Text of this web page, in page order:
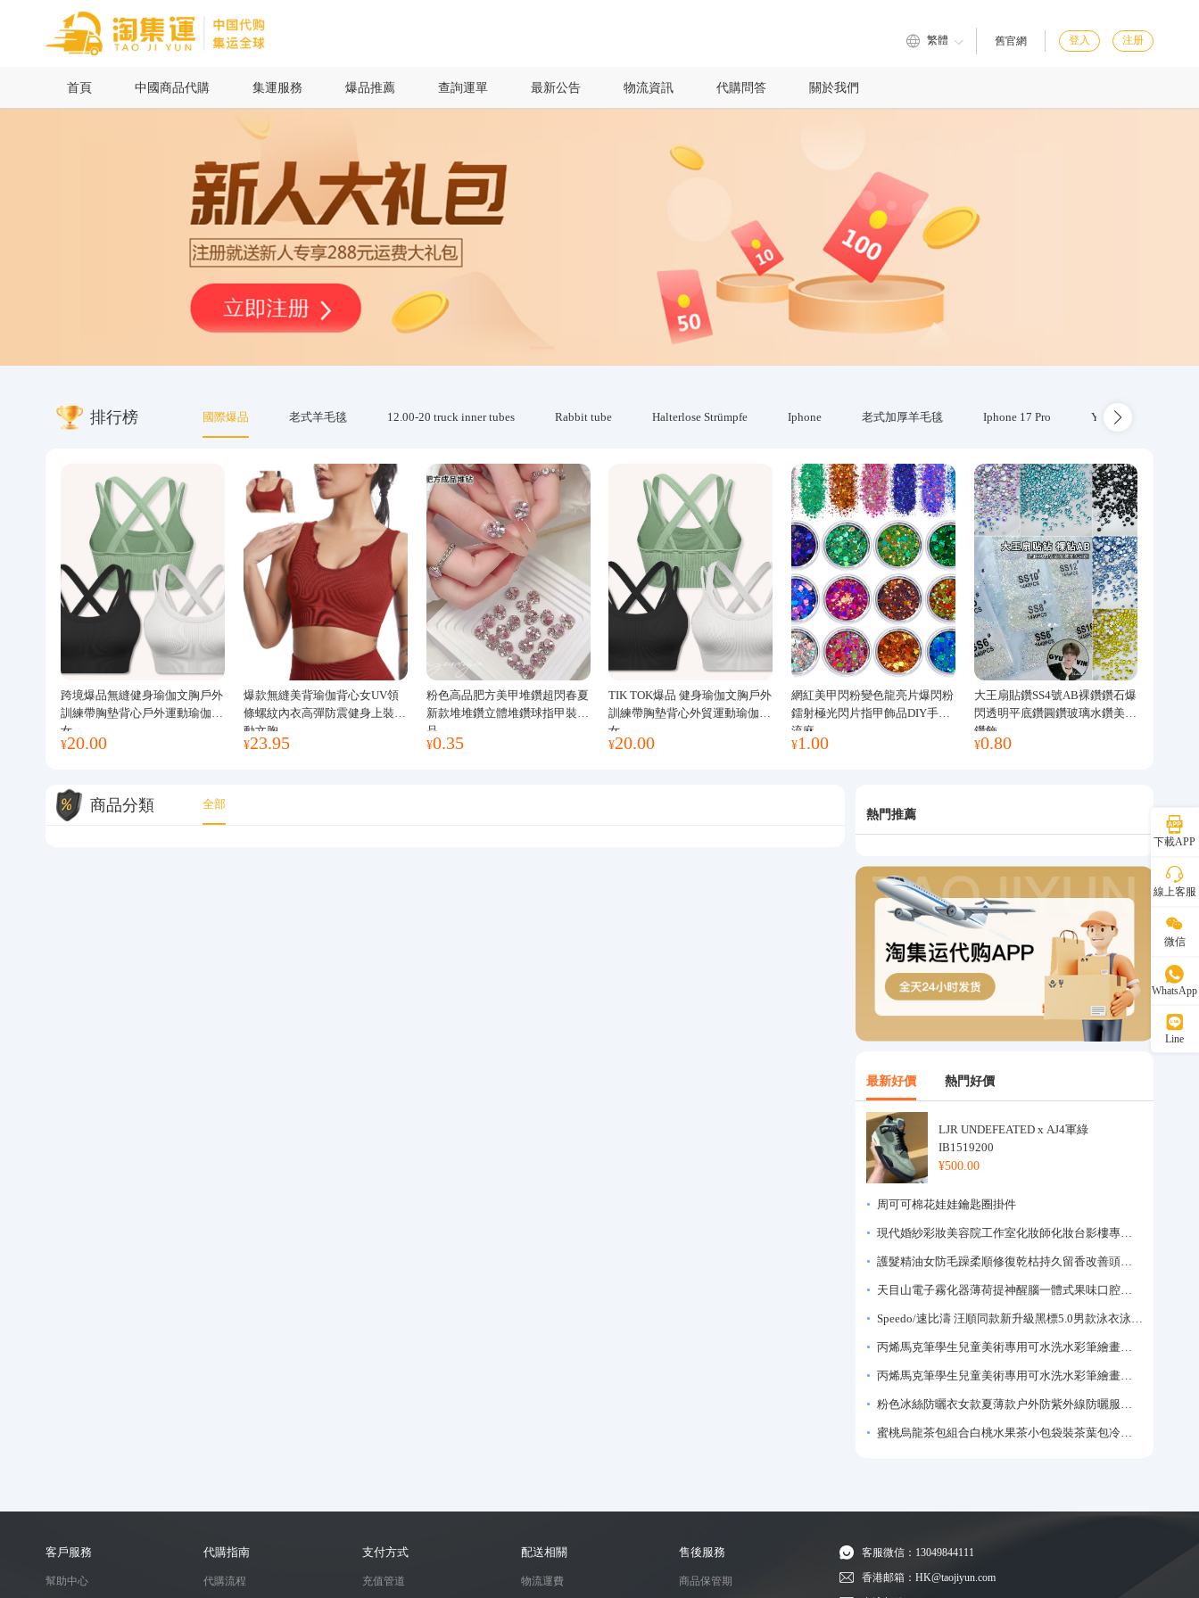
繁體 舊官網 登入 注册
首頁 中國商品代購 集運服務 爆品推薦 查詢運單 最新公告 物流資訊 代購問答 關於我們
排行榜 國際爆品 老式羊毛毯 12.00-20 truck inner tubes Rabbit tube Halterlose Strümpfe Iphone 老式加厚羊毛毯 Iphone 17 Pro Yubikey
跨境爆品無縫健身瑜伽文胸戶外
訓練帶胸墊背心戶外運動瑜伽服
女
¥20.00
爆款無縫美背瑜伽背心女UV領
條螺紋內衣高彈防震健身上裝運
動文胸
¥23.95
粉色高品肥方美甲堆鑽超閃春夏
新款堆堆鑽立體堆鑽球指甲裝飾
品
¥0.35
TIK TOK爆品 健身瑜伽文胸戶外
訓練帶胸墊背心外貿運動瑜伽服
女
¥20.00
網紅美甲閃粉變色龍亮片爆閃粉
鐳射極光閃片指甲飾品DIY手工
流麻
¥1.00
大王扇貼鑽SS4號AB裸鑽鑽石爆
閃透明平底鑽圓鑽玻璃水鑽美甲
鑽飾
¥0.80
商品分類 全部
熱門推薦
最新好價 熱門好價
LJR UNDEFEATED x AJ4軍綠
IB1519200
¥500.00
周可可棉花娃娃鑰匙圈掛件
現代婚紗彩妝美容院工作室化妝師化妝台影樓專業化妝師專用梳妝台
護髮精油女防毛躁柔順修復乾枯持久留香改善頭髮毛躁柔順劑神器
天目山電子霧化器薄荷提神醒腦一體式果味口腔噴霧吸入式戒煙神器
Speedo/速比濤 汪順同款新升級黑標5.0男款泳衣泳褲溫泉游泳套裝
丙烯馬克筆學生兒童美術專用可水洗水彩筆繪畫彩色塗鴉畫筆不透色可疊色防水手繪diy丙烯顏料筆水性填色筆
丙烯馬克筆學生兒童美術專用可水洗水彩筆繪畫彩色塗鴉畫筆不透色可疊色防水手繪diy丙烯顏料筆水性填色筆
粉色冰絲防曬衣女款夏薄款户外防紫外線防曬服修身緊身短外套上衣
蜜桃烏龍茶包組合白桃水果茶小包袋裝茶葉包冷泡茶泡水喝的東西
客戶服務
幫助中心
代購指南
代購流程
支付方式
充值管道
配送相關
物流運費
售後服務
商品保管期
客服微信：13049844111
香港邮箱：HK@taojiyun.com
下載APP
線上客服
微信
WhatsApp
Line